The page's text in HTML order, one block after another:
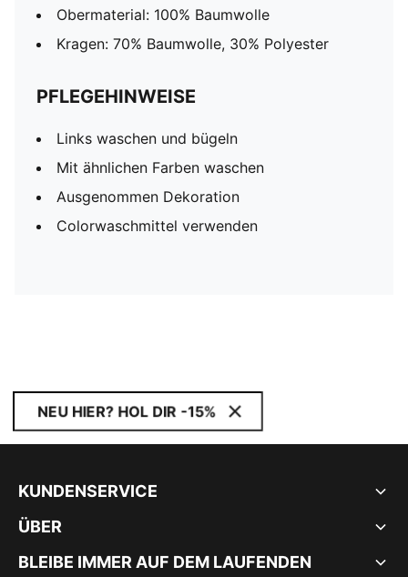
Obermaterial: 100% Baumwolle
Kragen: 70% Baumwolle, 30% Polyester
PFLEGEHINWEISE
Links waschen und bügeln
Mit ähnlichen Farben waschen
Ausgenommen Dekoration
Colorwaschmittel verwenden
NEU HIER? HOL DIR -15%
KUNDENSERVICE
ÜBER
BLEIBE IMMER AUF DEM LAUFENDEN